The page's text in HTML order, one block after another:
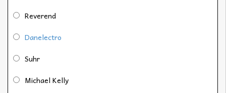
Reverend
Danelectro
Suhr
Michael Kelly